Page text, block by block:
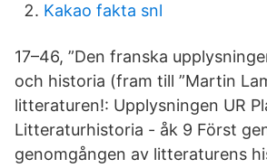
Kakao fakta snl
17–46, ”Den franska
och historia (fram till ”Martin
litteraturen!: Upplysningen UR
Litteraturhistoria - åk 9 Först
genomgången av litteraturens